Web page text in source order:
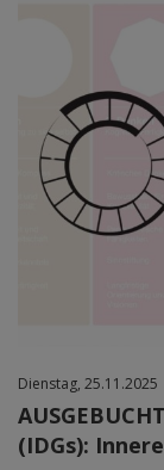
Dienstag, 25.11.2025
(IDGs):